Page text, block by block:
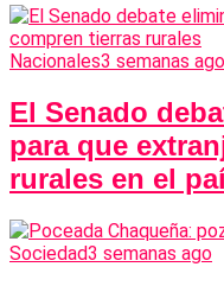
Nacionales3 semanas ago
El Senado
para que
rurales en el
Sociedad3 semanas ago